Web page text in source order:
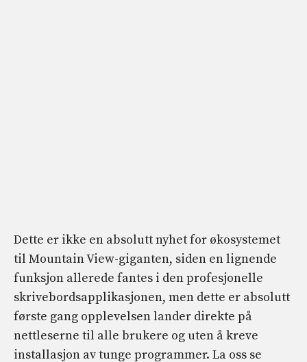
Dette er ikke en absolutt nyhet for økosystemet
til Mountain View-giganten, siden en lignende
funksjon allerede fantes i den profesjonelle
skrivebordsapplikasjonen, men dette er absolutt
første gang opplevelsen lander direkte på
nettleserne til alle brukere og uten å kreve
installasjon av tunge programmer. La oss se